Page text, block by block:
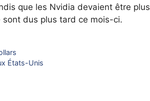
que les Nvidia devaient être plus
dus plus tard ce mois-ci.
États-Unis